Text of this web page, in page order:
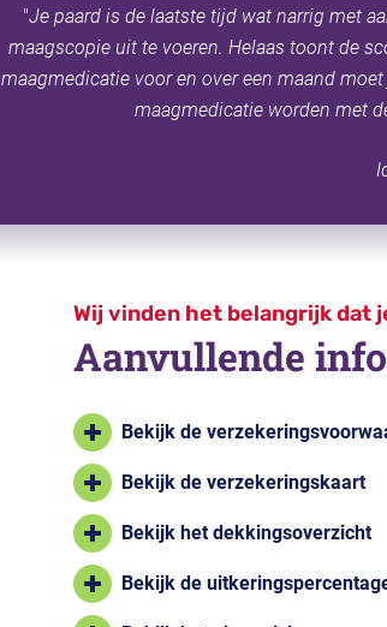
"Je paard is de laatste tijd wat narrig met
maagscopie uit te voeren. Helaas toont de
maagmedicatie voor en over een maand
maagmedicatie worden met
Wij vinden het belangrijk dat
Aanvullende
Bekijk de
Bekijk de verzekeringskaart
Bekijk het dekkingsoverzicht
Bekijk de